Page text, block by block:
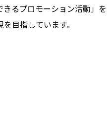
るプロモーション活動」を
目指しています。